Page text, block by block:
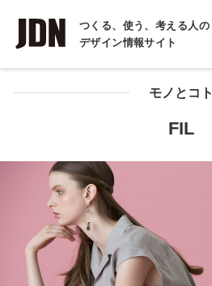
つくる、使う、考える人の
デザイン情報サイト
INTERVIEW
インタビュー
REPORT
コラム
モノとコト
FIL